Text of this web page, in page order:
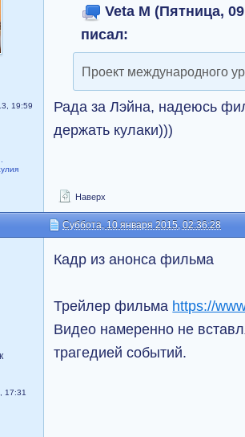
19:59
Veta M (Пятница,
писал:
Проект международного
Рада за Лэйна, надеюсь
держать кулаки)))
Наверх
Суббота, 10 января 2015, 02:36:28
17:31
Кадр из анонса фильма
Трейлер фильма https://
Видео намеренно не
трагедией событий.